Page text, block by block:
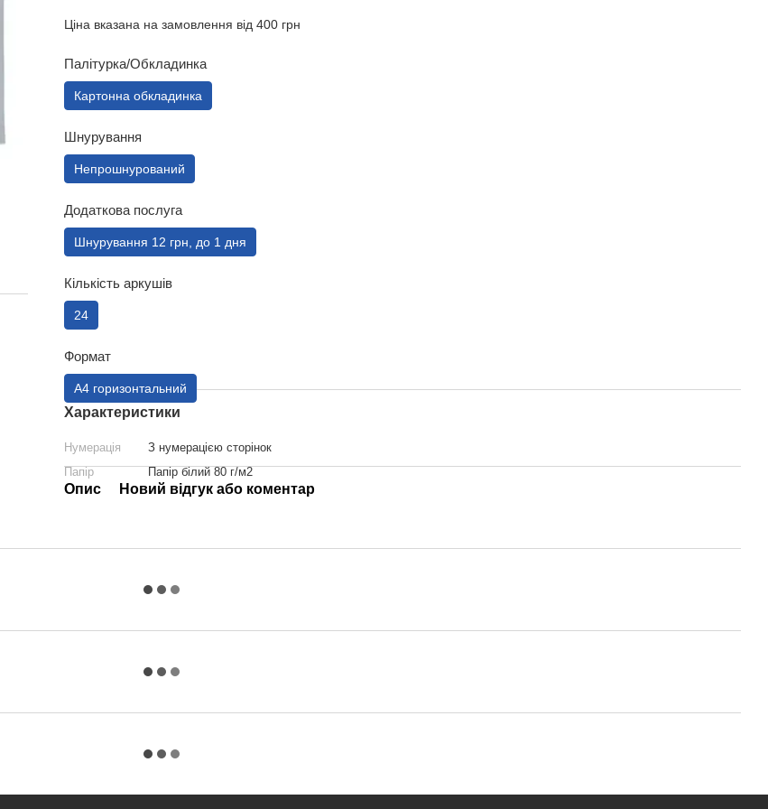
Ціна вказана на замовлення від 400 грн
Палітурка/Обкладинка
Картонна обкладинка
Шнурування
Непрошнурований
Додаткова послуга
Шнурування 12 грн, до 1 дня
Кількість аркушів
24
Формат
А4 горизонтальний
Характеристики
Нумерація
З нумерацією сторінок
Папір
Папір білий 80 г/м2
Опис Новий відгук або коментар